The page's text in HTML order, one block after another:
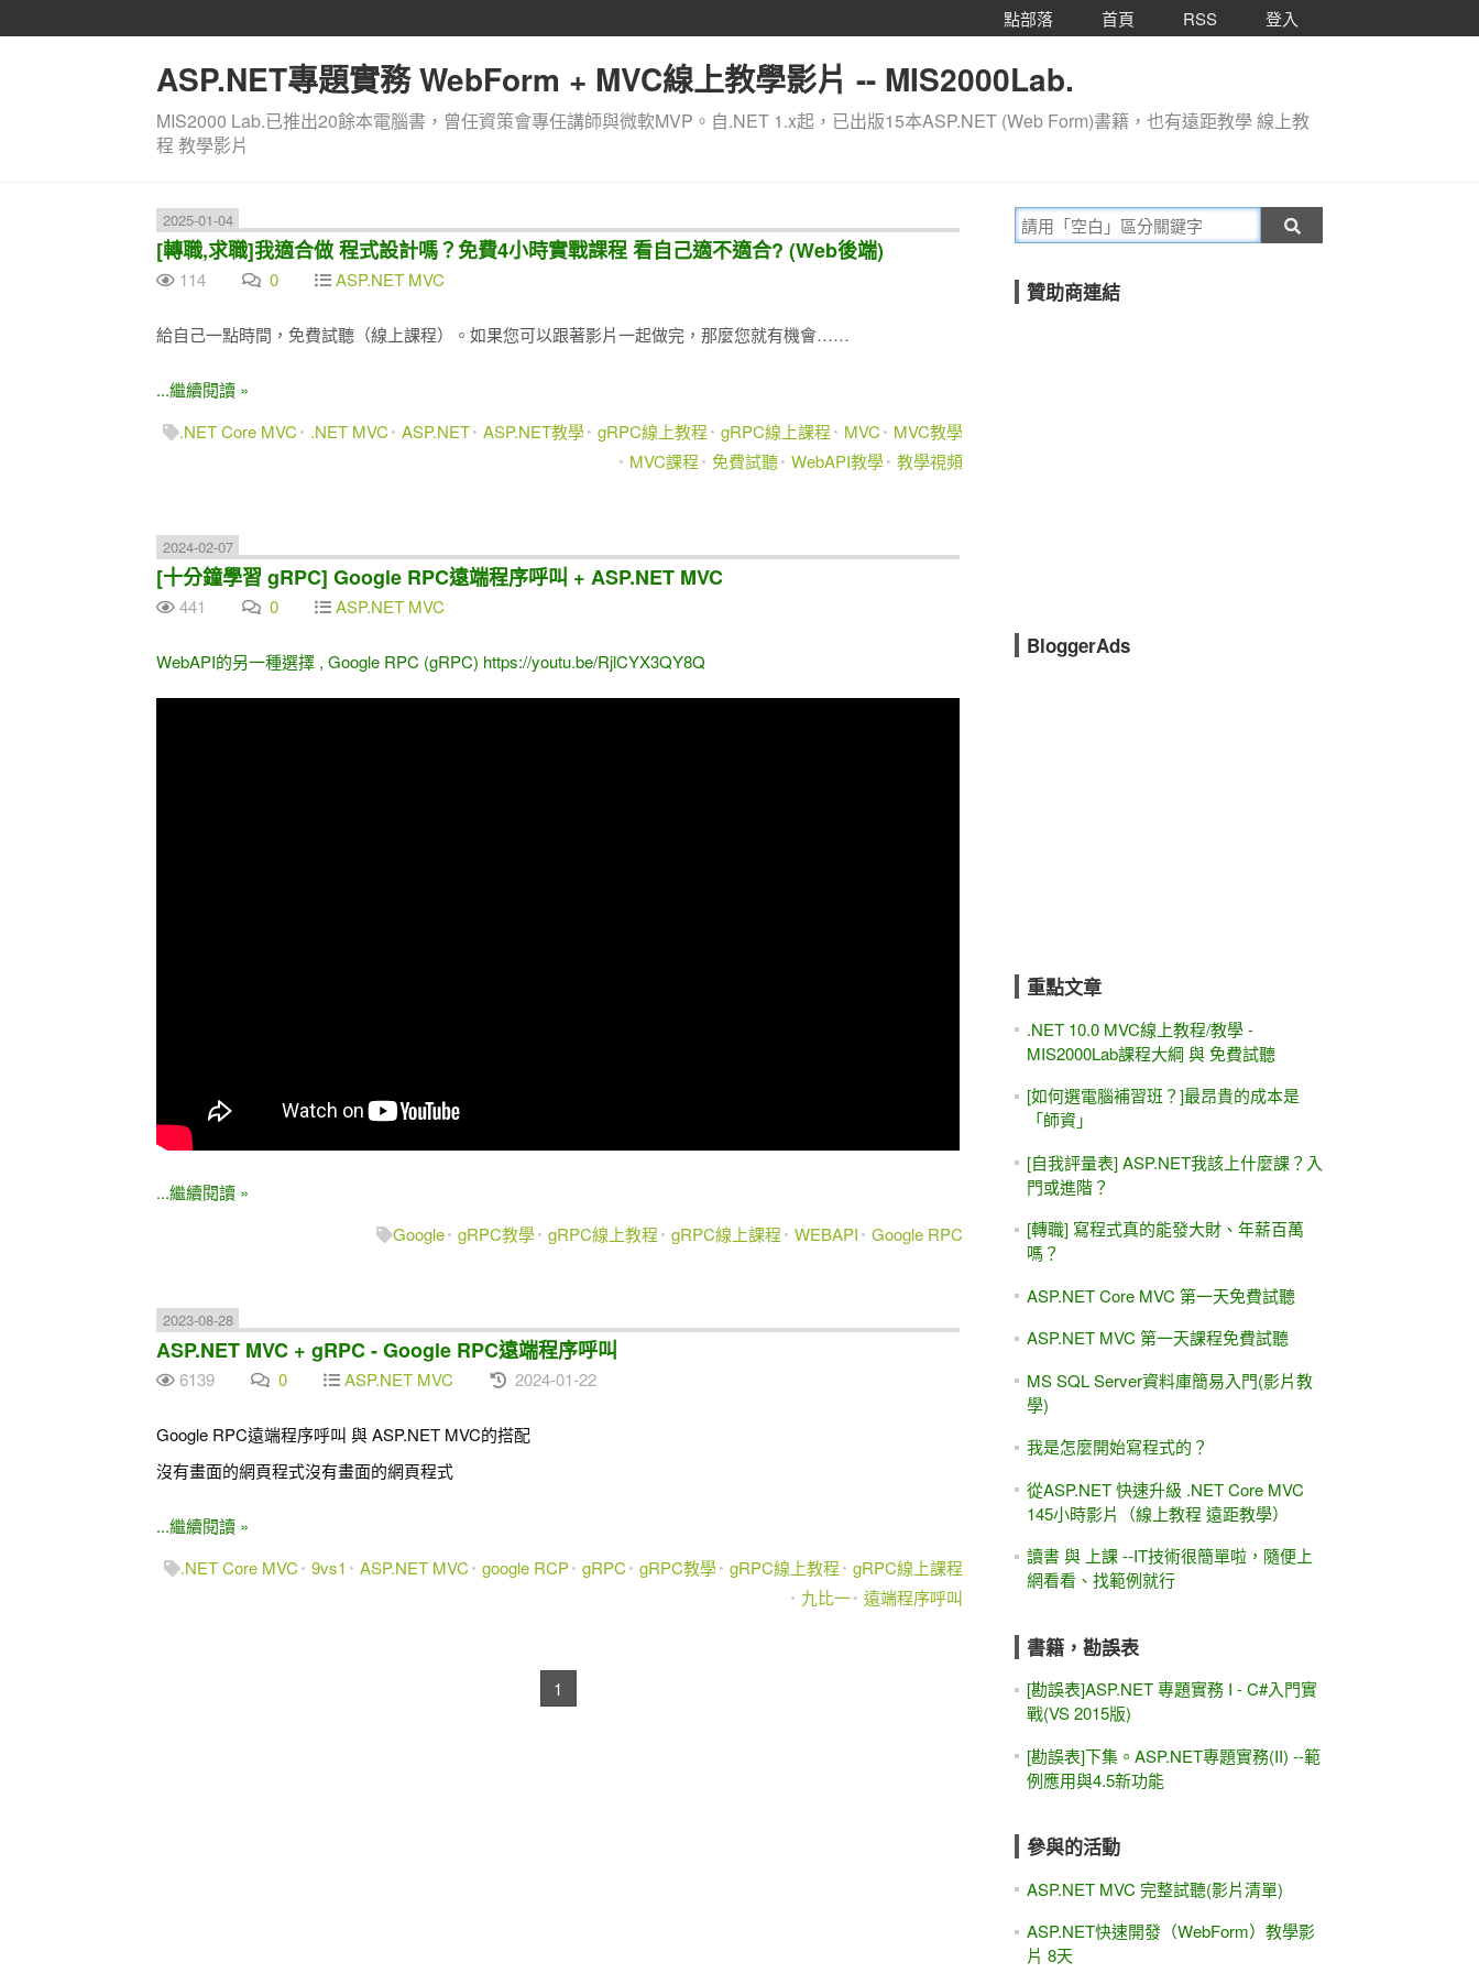
點部落 首頁 RSS 登入
ASP.NET專題實務 WebForm + MVC線上教學影片 -- MIS2000Lab.
MIS2000 Lab.已推出20餘本電腦書，曾任資策會專任講師與微軟MVP。自.NET 1.x起，已出版15本ASP.NET (Web Form)書籍，也有遠距教學 線上教
程 教學影片
2025-01-04
[轉職,求職]我適合做 程式設計嗎？免費4小時實戰課程 看自己適不適合? (Web後端)
114 0 ASP.NET MVC
給自己一點時間，免費試聽（線上課程）。如果您可以跟著影片一起做完，那麼您就有機會……
...繼續閱讀 »
.NET Core MVC
.NET MVC ASP.NET ASP.NET教學 gRPC線上教程 gRPC線上課程 MVC
MVC教學
MVC課程
免費試聽 WebAPI教學 教學視頻
2024-02-07
[十分鐘學習 gRPC] Google RPC遠端程序呼叫 + ASP.NET MVC
441 0 ASP.NET MVC
WebAPI的另一種選擇 , Google RPC (gRPC) https://youtu.be/RjlCYX3QY8Q
...繼續閱讀 »
Google gRPC教學 gRPC線上教程 gRPC線上課程 WEBAPI Google RPC
2023-08-28
ASP.NET MVC + gRPC - Google RPC遠端程序呼叫
6139 0 ASP.NET MVC 2024-01-22
Google RPC遠端程序呼叫 與 ASP.NET MVC的搭配
沒有畫面的網頁程式沒有畫面的網頁程式
...繼續閱讀 »
.NET Core MVC
9vs1 ASP.NET MVC google RCP gRPC gRPC教學 gRPC線上教程
gRPC線上課程
九比一 遠端程序呼叫
1
贊助商連結
BloggerAds
重點文章
.NET 10.0 MVC線上教程/教學 -
MIS2000Lab課程大綱 與 免費試聽
[如何選電腦補習班？]最昂貴的成本是
「師資」
[自我評量表] ASP.NET我該上什麼課？入
門或進階？
[轉職] 寫程式真的能發大財、年薪百萬
嗎？
ASP.NET Core MVC 第一天免費試聽
ASP.NET MVC 第一天課程免費試聽
MS SQL Server資料庫簡易入門(影片教
學)
我是怎麼開始寫程式的？
從ASP.NET 快速升級 .NET Core MVC
145小時影片（線上教程 遠距教學）
讀書 與 上課 --IT技術很簡單啦，隨便上
網看看、找範例就行
書籍，勘誤表
[勘誤表]ASP.NET 專題實務 I - C#入門實
戰(VS 2015版)
[勘誤表]下集。ASP.NET專題實務(II) --範
例應用與4.5新功能
參與的活動
ASP.NET MVC 完整試聽(影片清單)
ASP.NET快速開發（WebForm）教學影
片 8天